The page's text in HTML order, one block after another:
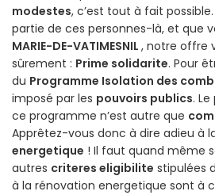
modestes, c’est tout à fait
partie de ces personnes-là, et que
MARIE-DE-VATIMESNIL , notre offre
sûrement : Prime solidarite. Pour
du Programme Isolation des
imposé par les pouvoirs publics.
ce programme n’est autre que
Apprêtez-vous donc à dire adieu à
energetique ! Il faut quand même
autres criteres eligibilite stipulées
à la rénovation energetique sont à